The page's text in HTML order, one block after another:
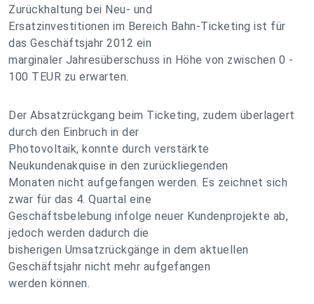
Zurückhaltung bei Neu- und
Ersatzinvestitionen im Bereich Bahn-Ticketing ist für
das Geschäftsjahr 2012 ein
marginaler Jahresüberschuss in Höhe von zwischen 0 -
100 TEUR zu erwarten.
Der Absatzrückgang beim Ticketing, zudem überlagert
durch den Einbruch in der
Photovoltaik, konnte durch verstärkte
Neukundenakquise in den zurückliegenden
Monaten nicht aufgefangen werden. Es zeichnet sich
zwar für das 4. Quartal eine
Geschäftsbelebung infolge neuer Kundenprojekte ab,
jedoch werden dadurch die
bisherigen Umsatzrückgänge in dem aktuellen
Geschäftsjahr nicht mehr aufgefangen
werden können.